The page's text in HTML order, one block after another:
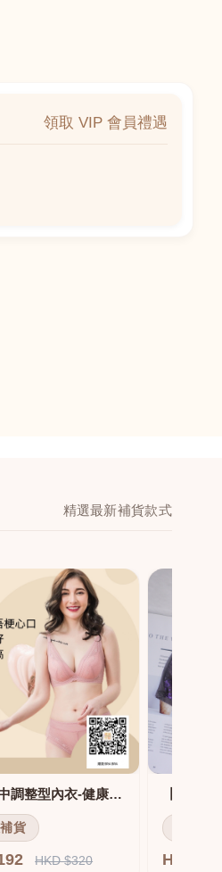
領取 VIP 會員禮遇
精選最新補貨款式
深V溝集中調整型內衣-健康軟鋼圈
貨
HKD $320 HKD